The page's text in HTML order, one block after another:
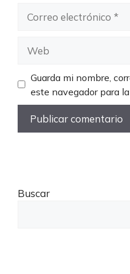
electrónico
Guarda mi nombre,
este navegador para
Buscar